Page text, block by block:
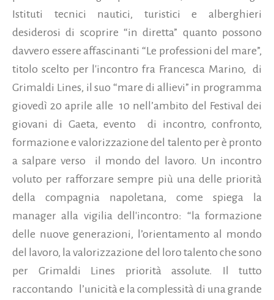
Istituti tecnici nautici, turistici e alberghieri
desiderosi di scoprire “in diretta” quanto possono
davvero essere affascinanti “Le professioni del mare”,
titolo scelto per l'incontro fra Francesca Marino, di
Grimaldi Lines, il suo “mare di allievi” in programma
giovedì 20 aprile alle 10 nell’ambito del Festival dei
giovani di Gaeta, evento
di incontro, confronto,
formazione e valorizzazione del talento per è pronto
a salpare verso
il mondo del lavoro. Un incontro
voluto per rafforzare sempre più una delle priorità
della compagnia napoletana, come spiega la
manager alla vigilia dell'incontro: “la formazione
delle nuove generazioni, l’orientamento al mondo
del lavoro, la valorizzazione del loro talento che sono
per Grimaldi Lines priorità assolute. Il tutto
raccontando l’unicità e la complessità di una grande